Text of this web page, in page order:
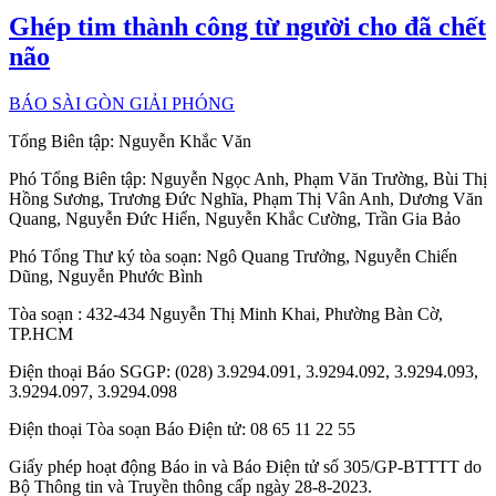
Ghép tim thành công từ người cho đã chết
não
BÁO SÀI GÒN GIẢI PHÓNG
Tổng Biên tập: Nguyễn Khắc Văn
Phó Tổng Biên tập: Nguyễn Ngọc Anh, Phạm Văn Trường, Bùi Thị
Hồng Sương, Trương Đức Nghĩa, Phạm Thị Vân Anh, Dương Văn
Quang, Nguyễn Đức Hiển, Nguyễn Khắc Cường, Trần Gia Bảo
Phó Tổng Thư ký tòa soạn: Ngô Quang Trưởng, Nguyễn Chiến
Dũng, Nguyễn Phước Bình
Tòa soạn : 432-434 Nguyễn Thị Minh Khai, Phường Bàn Cờ,
TP.HCM
Điện thoại Báo SGGP: (028) 3.9294.091, 3.9294.092, 3.9294.093,
3.9294.097, 3.9294.098
Điện thoại Tòa soạn Báo Điện tử: 08 65 11 22 55
Giấy phép hoạt động Báo in và Báo Điện tử số 305/GP-BTTTT do
Bộ Thông tin và Truyền thông cấp ngày 28-8-2023.